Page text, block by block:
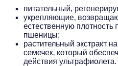
питательный,
укрепляющие,
естественную
пшеницы;
растительный экстракт
семечек, который
действия ультрафиолета.